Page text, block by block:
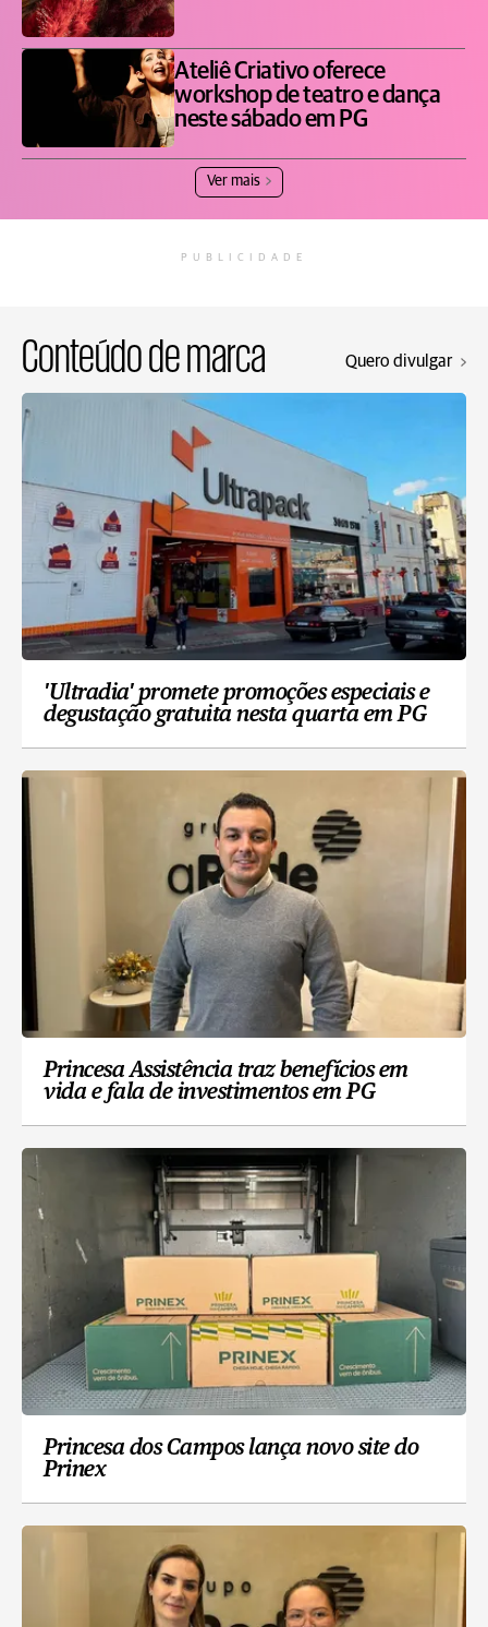
Ateliê Criativo oferece
workshop de teatro e dança
neste sábado em PG
Ver mais
PUBLICIDADE
Conteúdo de marca Quero divulgar
'Ultradia' promete promoções especiais e
degustação gratuita nesta quarta em PG
Princesa Assistência traz benefícios em
vida e fala de investimentos em PG
Princesa dos Campos lança novo site do
Prinex